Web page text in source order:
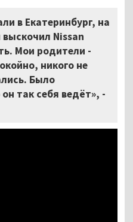
в Екатеринбург, на
Nissan
Мои родители -
никого не
Было
так себя ведёт», -